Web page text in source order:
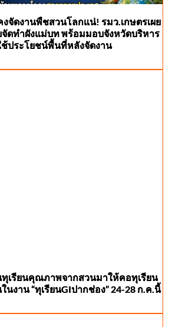
จัดงานพืชสวนโลกแน่! รมว.เกษตรเผย
จัดทำผังแม่บท พร้อมมอบจังหวัดบริหาร
ช้ประโยชน์พื้นที่หลังจัดงาน
เรียนคุณภาพจากสวนมาให้คอทุเรียน
นงาน “ทุเรียนGIปากช่อง” 24-28 ก.ค.นี้